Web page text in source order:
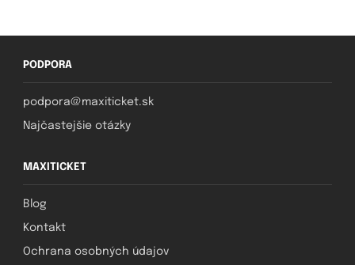
PODPORA
podpora@maxiticket.sk
Najčastejšie otázky
MAXITICKET
Blog
Kontakt
Ochrana osobných údajov